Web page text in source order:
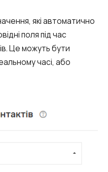
які автоматично
поля під час
Це можуть бути
часі, або